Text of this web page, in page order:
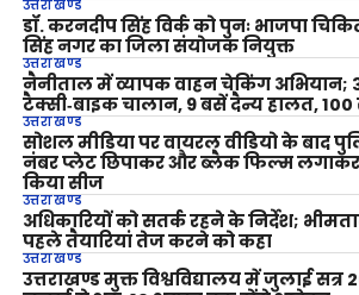
उत्तराखण्ड
डॉ. करनदीप सिंह विर्क को पुनः भाजपा
सिंह नगर का जिला संयोजक नियुक्त
उत्तराखण्ड
नैनीताल में व्यापक वाहन चेकिंग अभियान;
टैक्सी‑बाइक चालान, 9 बसें दैन्य हालत,
उत्तराखण्ड
सोशल मीडिया पर वायरल वीडियो के बाद
नंबर प्लेट छिपाकर और ब्लैक फिल्म लगाकर
किया सीज
उत्तराखण्ड
अधिकारियों को सतर्क रहने के निर्देश;
पहले तैयारियां तेज करने को कहा
उत्तराखण्ड
उत्तराखण्ड मुक्त विश्वविद्यालय में जुलाई सत्र